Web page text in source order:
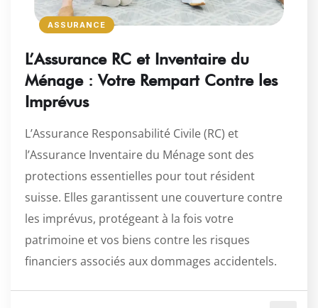
ASSURANCE
L’Assurance RC et Inventaire du
Ménage : Votre Rempart Contre les
Imprévus
L’Assurance Responsabilité Civile (RC) et
l’Assurance Inventaire du Ménage sont des
protections essentielles pour tout résident
suisse. Elles garantissent une couverture contre
les imprévus, protégeant à la fois votre
patrimoine et vos biens contre les risques
financiers associés aux dommages accidentels.